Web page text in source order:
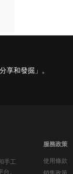
享和發掘」。
手工
。
服務政策
使用條款